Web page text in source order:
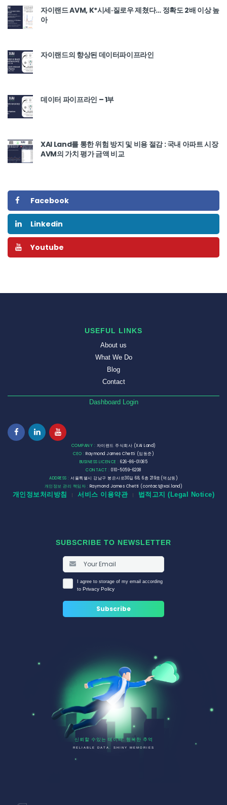
자이랜드 AVM, K*시세·질로우 제쳤다… 정확도 2배 이상 높
아
자이랜드의 향상된 데이터파이프라인
데이터 파이프라인 – 1부
XAI Land를 통한 위험 방지 및 비용 절감 : 국내 아파트 시장
AVM의 가치 평가 금액 비교
Facebook
Linkedin
Youtube
USEFUL LINKS
About us
What We Do
Blog
Contact
Dashboard Login
COMPANY : 자이랜드 주식회사 (XAI Land)
CEO : Raymond James Chetti (임동준)
BUSINESS LICENCE : 626-86-01085
CONTACT : 010-5059-6208
ADDRESS : 서울특별시 강남구 봉은사로30길 68, 6층 219호(역삼동)
개인정보 관리 책임자 : Raymond James Chetti (contact@xai.land)
개인정보처리방침 서비스 이용약관 법적고지 (Legal Notice)
SUBSCRIBE TO NEWSLETTER
I agree to storage of my email according
to Privacy Policy
신뢰할 수있는 데이터. 행복한 추억
RELIABLE DATA. SHINY MEMORIES